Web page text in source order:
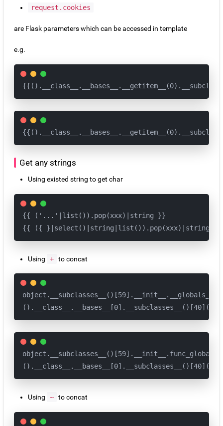
request.cookies
are Flask parameters which can be accessed in template
e.g.
Get any strings
Using existed string to get char
{{ ('...'|list()).pop(xxx)|string }}
{{ ({ }|select()|string|list()).pop(xxx)|string }}
Using + to concat
Using ~ to concat